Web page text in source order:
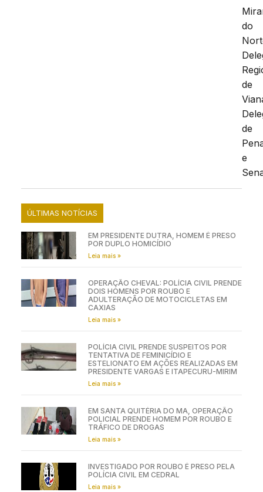
do
de
de
e
ÚLTIMAS NOTÍCIAS
EM PRESIDENTE DUTRA, HOMEM É PRESO
POR DUPLO HOMICÍDIO
Leia mais »
OPERAÇÃO CHEVAL: POLÍCIA CIVIL PRENDE
DOIS HOMENS POR ROUBO E
ADULTERAÇÃO DE MOTOCICLETAS EM
CAXIAS
Leia mais »
POLÍCIA CIVIL PRENDE SUSPEITOS POR
TENTATIVA DE FEMINICÍDIO E
ESTELIONATO EM AÇÕES REALIZADAS EM
PRESIDENTE VARGAS E ITAPECURU-MIRIM
Leia mais »
EM SANTA QUITÉRIA DO MA, OPERAÇÃO
POLICIAL PRENDE HOMEM POR ROUBO E
TRÁFICO DE DROGAS
Leia mais »
INVESTIGADO POR ROUBO É PRESO PELA
POLÍCIA CIVIL EM CEDRAL
Leia mais »